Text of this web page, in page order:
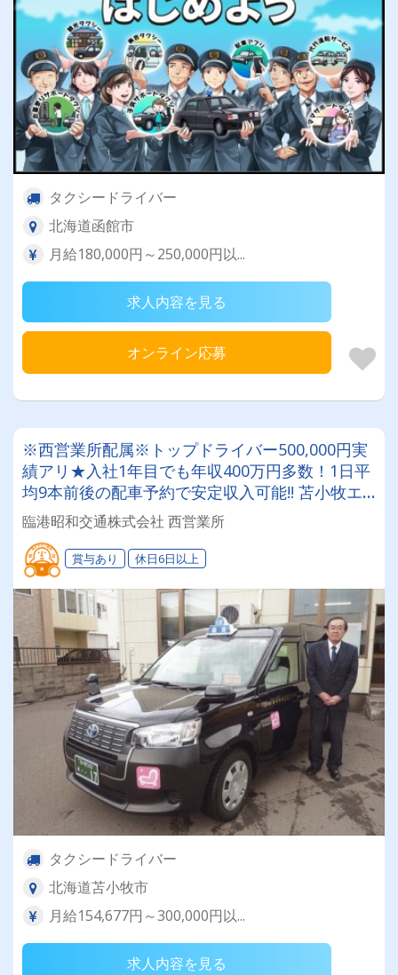
タクシードライバー
北海道函館市
月給180,000円～250,000円以...
求人内容を見る
オンライン応募
※西営業所配属※トップドライバー500,000円実
績アリ★入社1年目でも年収400万円多数！1日平
均9本前後の配車予約で安定収入可能!! 苫小牧エ
リアでタクシードライバーにチャレンジしてみま
せんか？＜未経験者大歓迎＞
臨港昭和交通株式会社 西営業所
賞与あり 休日6日以上
タクシードライバー
北海道苫小牧市
月給154,677円～300,000円以...
求人内容を見る